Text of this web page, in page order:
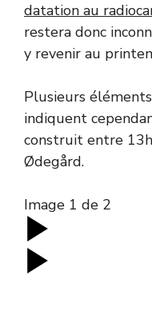
datation au
restera donc
y revenir au
Plusieurs
indiquent
construit entre
Ødegård.
Image 1 de 2